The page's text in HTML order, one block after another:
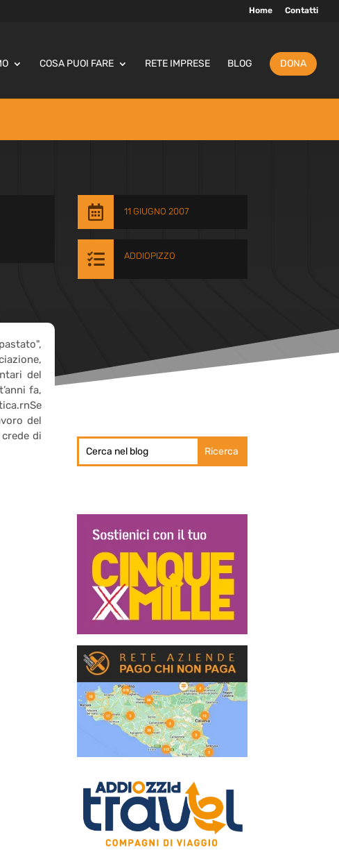
Home Contatti
COSA PUOI FARE RETE IMPRESE BLOG DONA
 11 GIUGNO 2007
 ADDIOPIZZO
del
fa,
del
di